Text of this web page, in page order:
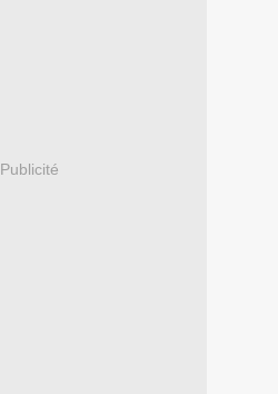
Publicité